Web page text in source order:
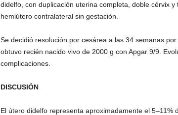
didelfo, con duplicación uterina completa, doble cérvix y
hemiútero contralateral sin gestación.
Se decidió resolución por cesárea a las 34 semanas
obtuvo recién nacido vivo de 2000 g con Apgar 9/9.
complicaciones.
DISCUSIÓN
El útero didelfo representa aproximadamente el 5–11%